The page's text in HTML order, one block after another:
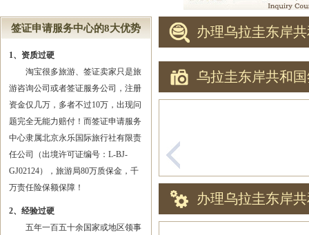
签证申请服务中心的8大优势
1、资质过硬
淘宝很多旅游、签证卖家只是旅
游咨询公司或者签证服务公司，注册
资金仅几万，多者不过10万，出现问
题完全无能力赔付！而签证申请服务
中心隶属北京永乐国际旅行社有限责
任公司（出境许可证编号：L-BJ-
GJ02124），旅游局80万质保金，千
万责任险保额保障！
2、经验过硬
五年一百五十余国家或地区领事
办理乌拉圭东岸
乌拉圭东岸共和
办理乌拉圭东岸